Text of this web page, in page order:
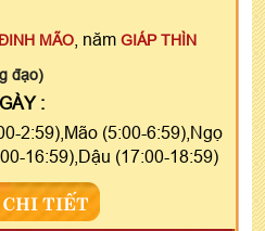
MÃO , năm GIÁP THÌN
đạo)
:
2:59),Mão (5:00-6:59),Ngọ
16:59),Dậu (17:00-18:59)
TIẾT